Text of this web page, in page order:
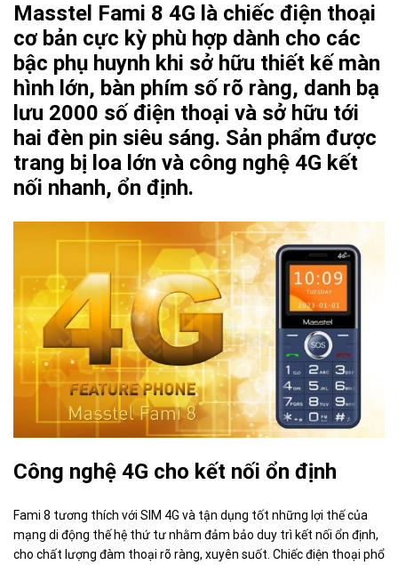
Masstel Fami 8 4G là chiếc điện thoại
cơ bản cực kỳ phù hợp dành cho các
bậc phụ huynh khi sở hữu thiết kế màn
hình lớn, bàn phím số rõ ràng, danh bạ
lưu 2000 số điện thoại và sở hữu tới
hai đèn pin siêu sáng. Sản phẩm được
trang bị loa lớn và công nghệ 4G kết
nối nhanh, ổn định.
Công nghệ 4G cho kết nối ổn định
Fami 8 tương thích với SIM 4G và tận dụng tốt những lợi thế của
mạng di động thế hệ thứ tư nhằm đảm bảo duy trì kết nối ổn định,
cho chất lượng đàm thoại rõ ràng, xuyên suốt. Chiếc điện thoại phổ